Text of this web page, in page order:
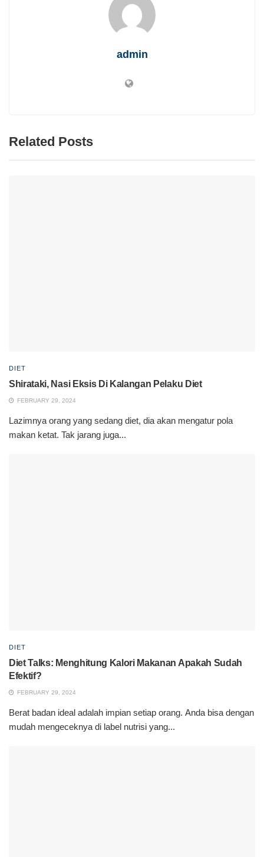
admin
Related Posts
DIET
Shirataki, Nasi Eksis Di Kalangan Pelaku Diet
FEBRUARY 29, 2024
Lazimnya orang yang sedang diet, dia akan mengatur pola
makan ketat. Tak jarang juga...
DIET
Diet Talks: Menghitung Kalori Makanan Apakah Sudah
Efektif?
FEBRUARY 29, 2024
Berat badan ideal adalah impian setiap orang. Anda bisa dengan
mudah mengeceknya di label nutrisi yang...